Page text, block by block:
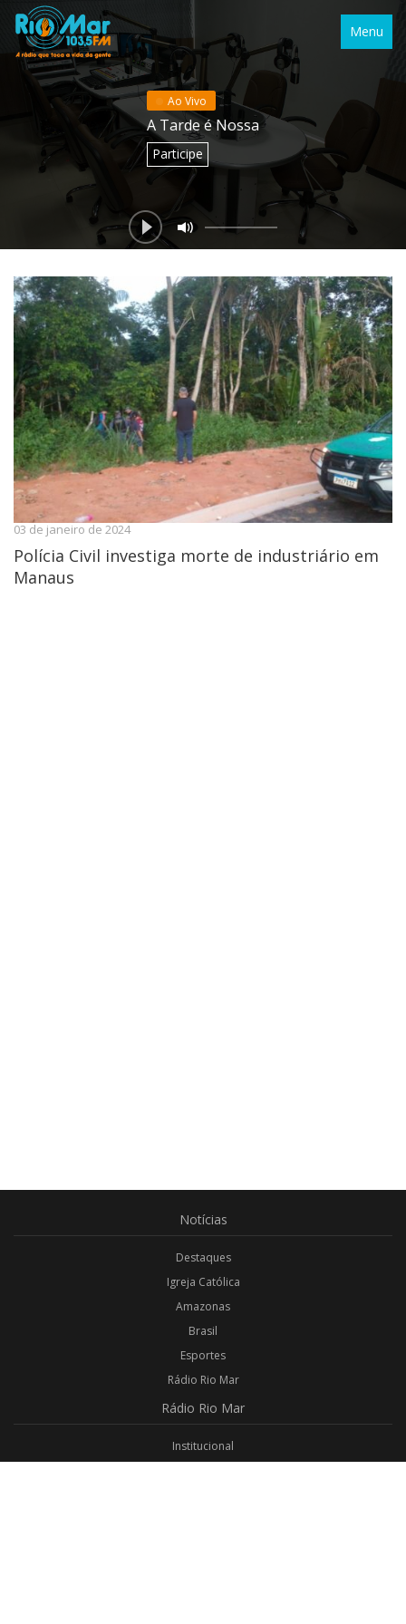
Menu
Ao Vivo
A Tarde é Nossa
Participe
03 de janeiro de 2024
Polícia Civil investiga morte de industriário em
Manaus
Notícias
Destaques
Igreja Católica
Amazonas
Brasil
Esportes
Rádio Rio Mar
Rádio Rio Mar
Institucional